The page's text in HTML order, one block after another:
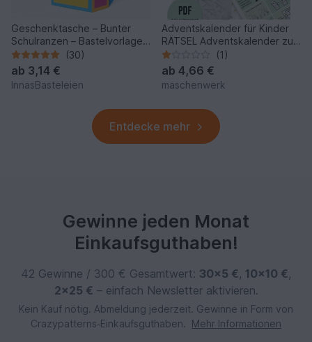
Geschenktasche – Bunter
Schulranzen – Bastelvorlagen
mit Anleitung(30)
ab 3,14 €
InnasBasteleien
Adventskalender für Kinder
RÄTSEL Adventskalender zum
Ausdrucken (1)
ab 4,66 €
maschenwerk
Entdecke mehr
Gewinne jeden Monat
Einkaufsguthaben!
42 Gewinne / 300 € Gesamtwert: 30×5 €, 10×10 €,
2×25 € – einfach Newsletter aktivieren.
Kein Kauf nötig. Abmeldung jederzeit. Gewinne in Form von
Crazypatterns‑Einkaufsguthaben.
Mehr Informationen